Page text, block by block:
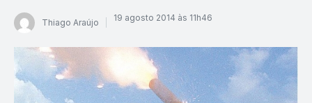
Thiago Araújo 19 agosto 2014 às 11h46